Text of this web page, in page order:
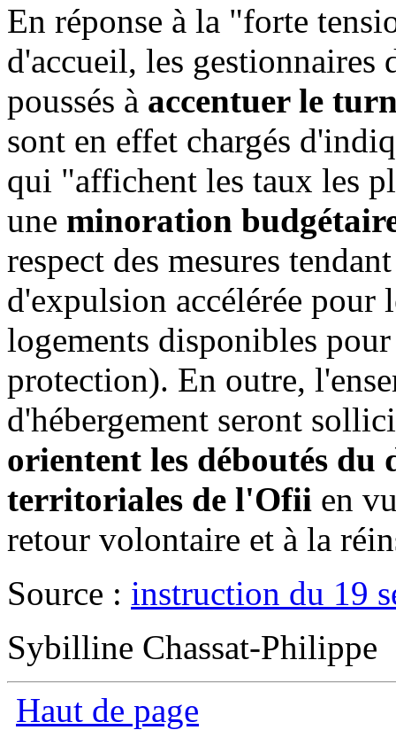
En réponse à la "forte
d'accueil, les
poussés à accentuer le
sont en effet chargés
qui "affichent les taux les
une minoration
respect des mesures
d'expulsion accélérée pour
logements disponibles
protection). En outre,
d'hébergement seront
orientent les déboutés
territoriales de l'Ofii en
retour volontaire et à la
Source : instruction du 19
Sybilline Chassat-Philippe
Haut de page